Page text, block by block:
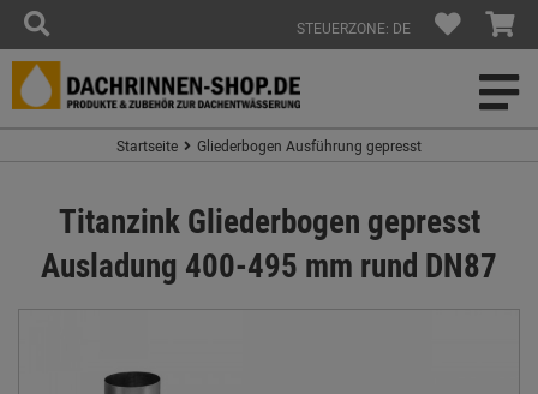
STEUERZONE: DE
Startseite Gliederbogen Ausführung gepresst
Titanzink Gliederbogen gepresst
Ausladung 400-495 mm rund DN87